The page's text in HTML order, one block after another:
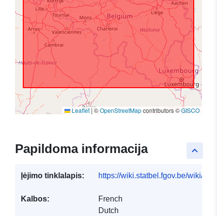
Leaflet|©OpenStreetMapcontributors ©GISCO
keyboard_arrow_up
Papildoma informacija
Įėjimo tinklalapis: https://wiki.statbel.fgov.be/wiki/
Kalbos:
French
Dutch